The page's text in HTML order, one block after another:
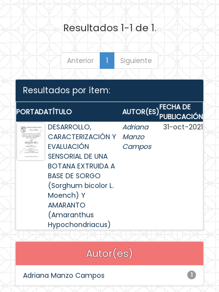
Resultados 1-1 de 1.
Anterior 1 Siguiente
Resultados por ítem:
PORTADATÍTULO AUTOR(ES)FECHA DE
PUBLICACIÓN
DESARROLLO,
CARACTERIZACIÓN Y
EVALUACIÓN
SENSORIAL DE UNA
BOTANA EXTRUIDA A
BASE DE SORGO
(Sorghum bicolor L.
Moench) Y
AMARANTO
(Amaranthus
Hypochondriacus)
Adriana
Manzo
Campos
31-oct-2021
Autor(es)
1
Adriana Manzo Campos